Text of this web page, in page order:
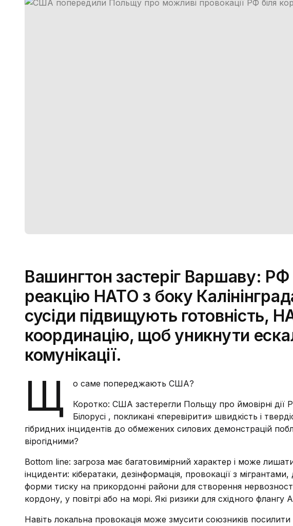
Вашингтон застеріг Варшаву:
реакцію НАТО з боку
сусіди підвищують готовність,
координацію, щоб уникнути
комунікації.
Щ
о саме попереджають США?
Коротко: США застерегли Польщу про ймовірні дії РФ
Білорусі , покликані «перевірити» швидкість і
гібридних інцидентів до обмежених силових демонстрацій
вірогідними?
Bottom line: загроза має багатовимірний характер і може
інциденти: кібератаки, дезінформація, провокації з
форми тиску на прикордонні райони для створення
кордону, у повітрі або на морі. Які ризики для східного флангу
Навіть локальна провокація може змусити союзників